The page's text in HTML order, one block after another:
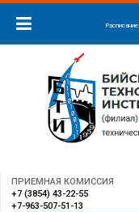
Расписание
ПРИЕМНАЯ КОМИССИЯ
+7 (3854) 43-22-55
+7-963-507-51-13